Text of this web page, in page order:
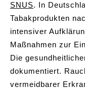
SNUS. In
Tabakprodukten
intensiver
Maßnahmen zur
Die
dokumentiert.
vermeidbarer